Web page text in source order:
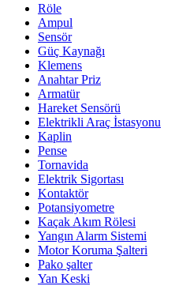
Röle
Ampul
Sensör
Güç Kaynağı
Klemens
Anahtar Priz
Armatür
Hareket Sensörü
Elektrikli Araç İstasyonu
Kaplin
Pense
Tornavida
Elektrik Sigortası
Kontaktör
Potansiyometre
Kaçak Akım Rölesi
Yangın Alarm Sistemi
Motor Koruma Şalteri
Pako şalter
Yan Keski